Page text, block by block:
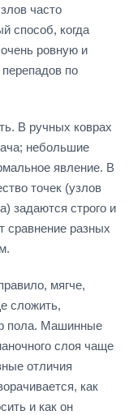
часто
способ, когда
ровную и
по
В ручных коврах
небольшие
явление. В
точек (узлов
задаются строго и
сравнение разных
мягче,
сложить,
пола. Машинные
слоя чаще
отличия
как
и как он